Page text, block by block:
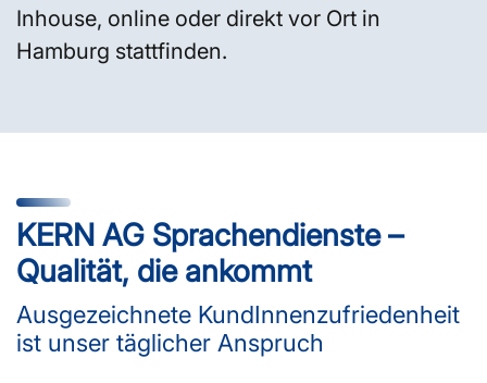
Inhouse, online oder direkt vor Ort in
Hamburg stattfinden.
KERN AG Sprachendienste –
Qualität, die ankommt
Ausgezeichnete KundInnenzufriedenheit
ist unser täglicher Anspruch